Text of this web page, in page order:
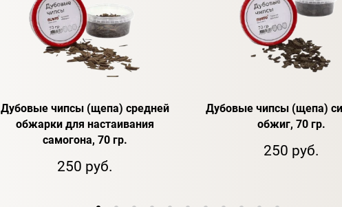
Дубовые чипсы (щепа) средней
обжарки для настаивания
самогона, 70 гр.
250 руб.
Дубовые чипсы (щепа)
обжиг, 70 гр.
250 руб.